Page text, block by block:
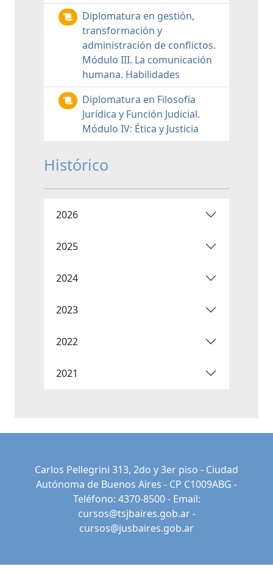
Diplomatura en gestión,
transformación y
administración de conflictos.
Módulo III. La comunicación
humana. Habilidades
Diplomatura en Filosofía
Jurídica y Función Judicial.
Módulo IV: Ética y Justicia
Histórico
2026
2025
2024
2023
2022
2021
Carlos Pellegrini 313, 2do y 3er piso - Ciudad
Autónoma de Buenos Aires - CP C1009ABG -
Teléfono: 4370-8500 - Email:
cursos@tsjbaires.gob.ar-
cursos@jusbaires.gob.ar